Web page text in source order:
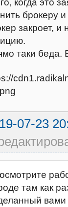
когда это
брокеру
закроет, и
таки беда.
07-23
там как
вами